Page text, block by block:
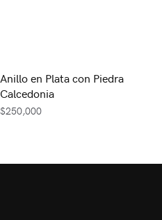
Anillo en Plata con Piedra
Calcedonia
$250,000